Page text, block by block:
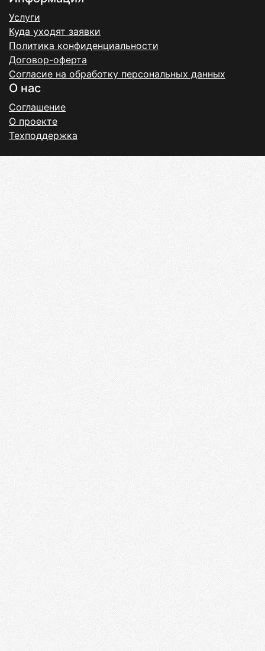
Услуги
Куда уходят заявки
Политика конфиденциальности
Договор-оферта
Согласие на обработку персональных данных
О нас
Соглашение
О проекте
Техподдержка